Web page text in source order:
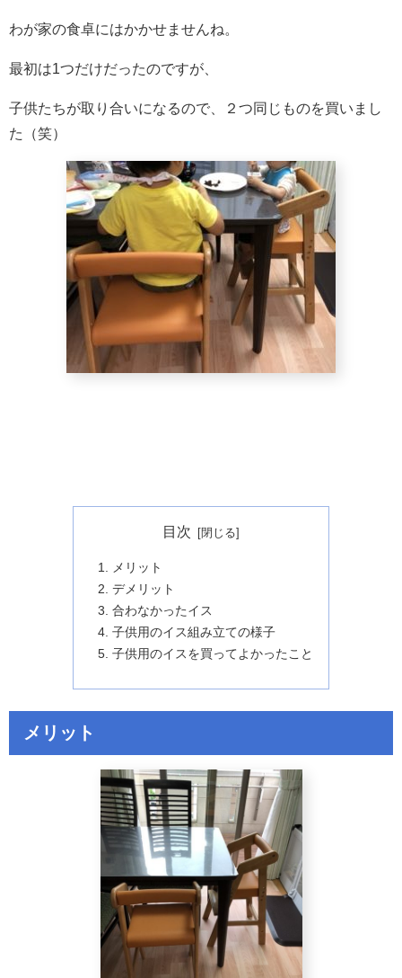
わが家の食卓にはかかせませんね。
最初は1つだけだったのですが、
子供たちが取り合いになるので、２つ同じものを買いまし
た（笑）
目次
メリット
デメリット
合わなかったイス
子供用のイス組み立ての様子
子供用のイスを買ってよかったこと
メリット